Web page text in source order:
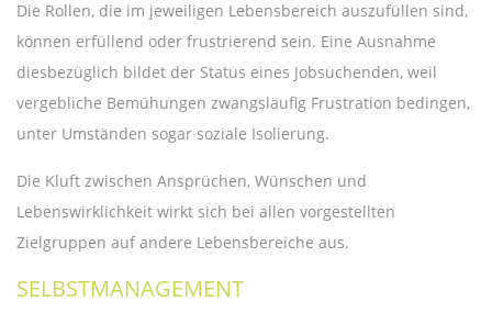
Die Rollen, die im jeweiligen Lebensbereich auszufüllen sind,
können erfüllend oder frustrierend sein. Eine Ausnahme
diesbezüglich bildet der Status eines Jobsuchenden, weil
vergebliche Bemühungen zwangsläufig Frustration bedingen,
unter Umständen sogar soziale Isolierung.
Die Kluft zwischen Ansprüchen, Wünschen und
Lebenswirklichkeit wirkt sich bei allen vorgestellten
Zielgruppen auf andere Lebensbereiche aus.
SELBSTMANAGEMENT